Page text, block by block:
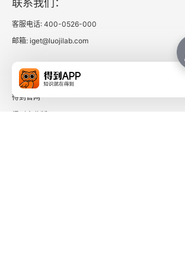
第十章 民主：跳出“兴亡周期律”的新路
一 如何正确理解“民主”
二 全面理解民主的价值
联系我们：
客服电话: 400-0526-000
邮箱: iget@luojilab.com
相关链接：
得到官网